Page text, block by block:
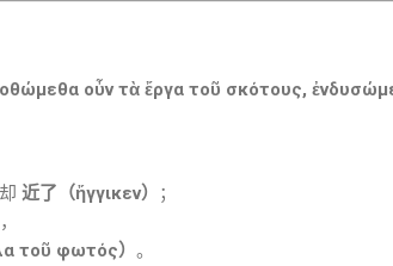
οὖν τὰ ἔργα τοῦ σκότους,
近了（ἤγγικεν）
；
，
τοῦ φωτός） 。